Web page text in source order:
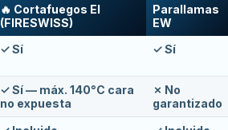
🔥 Cortafuegos EI
(FIRESWISS)
Parallamas
EW
✓ Sí ✓ Sí
✓ Sí — máx. 140°C cara
no expuesta
✗ No
garantizado